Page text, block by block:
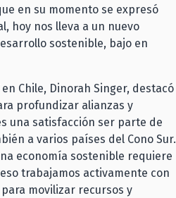
en su momento se expresó
hoy nos lleva a un nuevo
sostenible, bajo en
Chile, Dinorah Singer, destacó
profundizar alianzas y
una satisfacción ser parte de
a varios países del Cono Sur.
economía sostenible requiere
trabajamos activamente con
movilizar recursos y